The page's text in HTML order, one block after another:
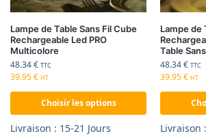
Lampe de Table Sans Fil Cube
Rechargeable Led PRO
Multicolore
48.34€ TTC
39.95€ HT
Choisir les options
Livraison : 15-21 Jours
Lampe de
Table
48.34€ TTC
39.95€ HT
Livraison